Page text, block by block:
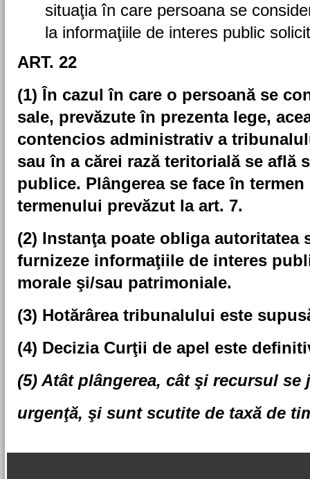
situaţia în care persoana se
la informaţiile de interes public
ART. 22
(1) În cazul în care o persoană se
sale, prevăzute în prezenta lege,
contencios administrativ a
sau în a cărei rază teritorială se
publice. Plângerea se face în
termenului prevăzut la art. 7.
(2) Instanţa poate obliga
furnizeze informaţiile de interes
morale şi/sau patrimoniale.
(3) Hotărârea tribunalului este
(4) Decizia Curţii de apel este
(5) Atât plângerea, cât şi recursul
urgenţă, şi sunt scutite de taxă de